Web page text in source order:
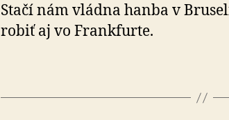
Stačí nám vládna hanba v
robiť aj vo Frankfurte.